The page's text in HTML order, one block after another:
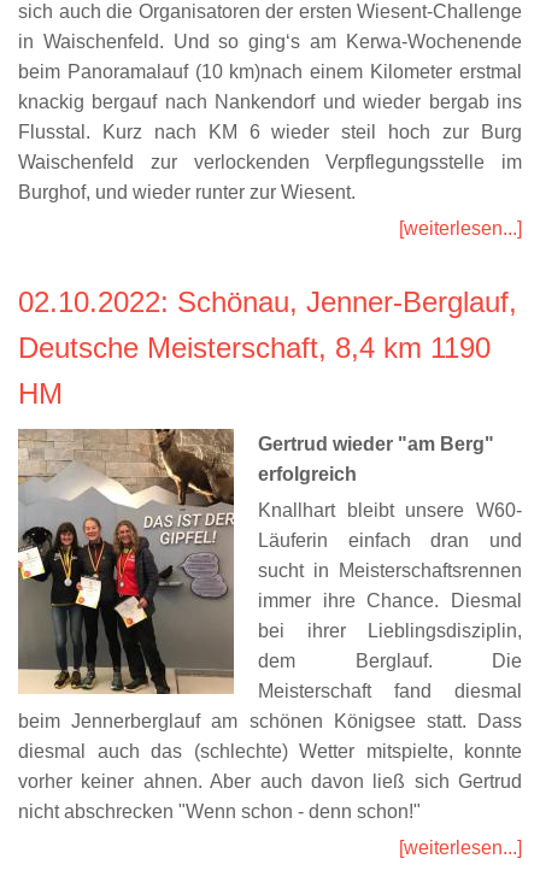
sich auch die Organisatoren der ersten Wiesent-Challenge
in Waischenfeld. Und so ging‘s am Kerwa-Wochenende
beim Panoramalauf (10 km)nach einem Kilometer erstmal
knackig bergauf nach Nankendorf und wieder bergab ins
Flusstal. Kurz nach KM 6 wieder steil hoch zur Burg
Waischenfeld zur verlockenden Verpflegungsstelle im
Burghof, und wieder runter zur Wiesent.
[weiterlesen...]
02.10.2022: Schönau, Jenner-Berglauf,
Deutsche Meisterschaft, 8,4 km 1190
HM
Gertrud wieder "am Berg"
erfolgreich
Knallhart bleibt unsere W60-
Läuferin einfach dran und
sucht in Meisterschaftsrennen
immer ihre Chance. Diesmal
bei ihrer Lieblingsdisziplin,
dem Berglauf. Die
Meisterschaft fand diesmal
beim Jennerberglauf am schönen Königsee statt. Dass
diesmal auch das (schlechte) Wetter mitspielte, konnte
vorher keiner ahnen. Aber auch davon ließ sich Gertrud
nicht abschrecken "Wenn schon - denn schon!"
[weiterlesen...]